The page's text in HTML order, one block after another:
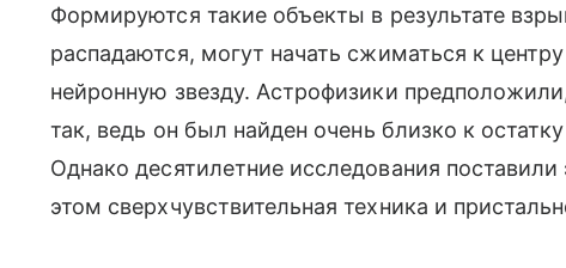
Формируются такие объекты в результате
распадаются, могут начать сжиматься к
нейронную звезду. Астрофизики
так, ведь он был найден очень близко к
Однако десятилетние исследования
этом сверхчувствительная техника и